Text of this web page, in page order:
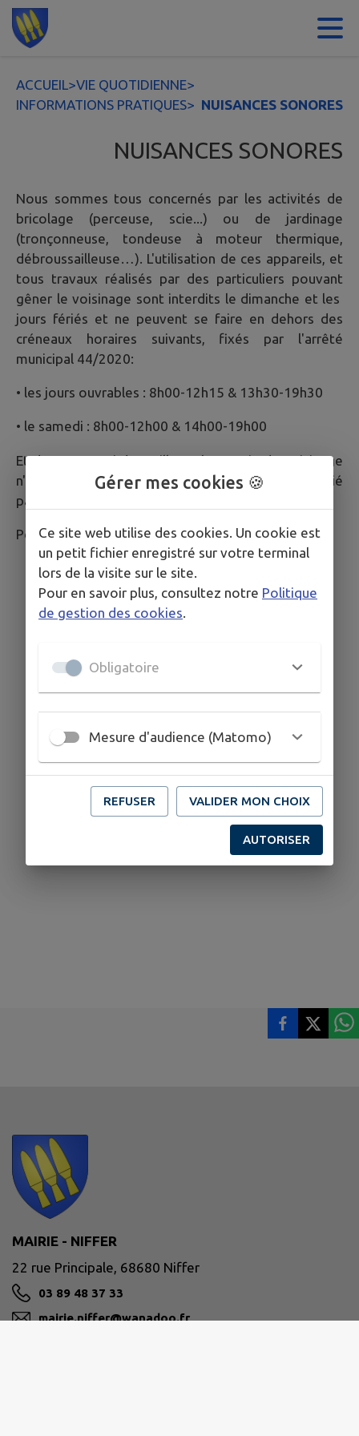
Contenu
ACCUEIL>VIE QUOTIDIENNE>
INFORMATIONS PRATIQUES> NUISANCES SONORES
NUISANCES SONORES
Nous sommes tous concernés par les activités de
bricolage (perceuse, scie...) ou de jardinage
(tronçonneuse, tondeuse à moteur thermique,
débroussailleuse…). L'utilisation de ces appareils, et
tous travaux réalisés par des particuliers pouvant
gêner le voisinage sont interdits le dimanche et les
jours fériés et ne peuvent se faire en dehors des
créneaux horaires suivants, fixés par l'arrêté
municipal 44/2020:
• les jours ouvrables : 8h00-12h15 & 13h30-19h30
• le samedi : 8h00-12h00 & 14h00-19h00
Et dans un souci de meilleure harmonie de voisinage
n'oubliez pas qu'un bruit annoncé est à moitié
pardonné !
Pour consulter l'arrêté :Arrêté nuisances sonores
MAIRIE - NIFFER
22 rue Principale, 68680 Niffer
03 89 48 37 33
mairie.niffer@wanadoo.fr
Gérer mes cookies 🍪
Ce site web utilise des cookies. Un cookie est
un petit fichier enregistré sur votre terminal
lors de la visite sur le site.
Pour en savoir plus, consultez notre Politique
de gestion des cookies
Obligatoire
Mesure d'audience (Matomo)
REFUSER VALIDER MON CHOIX
AUTORISER